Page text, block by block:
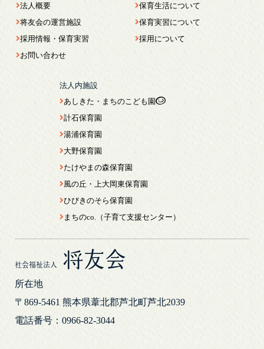
社会福祉法人 将友会
所在地
〒869-5461 熊本県葦北郡芦北町芦北2039
電話番号：0966-82-3044
法人概要
将友会の運営施設
採用情報・保育実習
お問い合わせ
保育生活について
保育実習について
採用について
法人内施設
あしきた・まちのこども園
計石保育園
湯浦保育園
大野保育園
たけやまの森保育園
風の丘・上大岡東保育園
ひびきのそら保育園
まちのco.（子育て支援センター）